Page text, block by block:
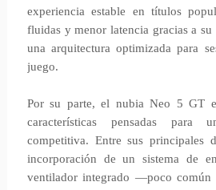
experiencia estable en títulos
fluidas y menor latencia gracias a
una arquitectura optimizada para
juego.
Por su parte, el nubia Neo 5 GT
características pensadas para
competitiva. Entre sus principales
incorporación de un sistema de
ventilador integrado —poco